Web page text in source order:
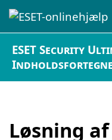
ESET Security
Løsning